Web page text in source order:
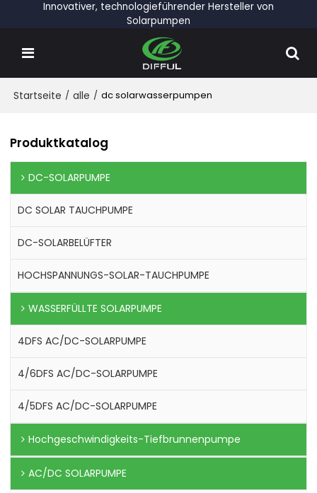
Innovativer, technologieführender Hersteller von
Solarpumpen
Startseite / alle / dc solarwasserpumpen
Produktkatalog
DC-SOLARPUMPE
DC SOLAR TAUCHPUMPE
DC-SOLARBELÜFTER
HOCHSPANNUNGS-SOLAR-TAUCHPUMPE
WASSERFÜLLTE SOLARPUMPE
4DFS AC/DC-SOLARPUMPE
4/6DFS AC/DC-SOLARPUMPE
4/5DFS AC/DC-SOLARPUMPE
Hochgeschwindigkeits-Tiefbrunnenpumpe
AC/DC SOLARPUMPE